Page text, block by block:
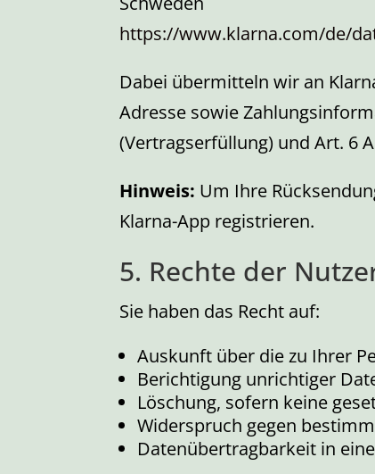
https://www.klarna.com/de/
Dabei übermitteln wir an
Adresse sowie
(Vertragserfüllung) und Art. 6
Hinweis: Um Ihre
Klarna-App registrieren.
5. Rechte der
Sie haben das Recht auf:
Auskunft über die zu Ihrer
Berichtigung unrichtiger
Löschung, sofern keine
Widerspruch gegen
Datenübertragbarkeit in